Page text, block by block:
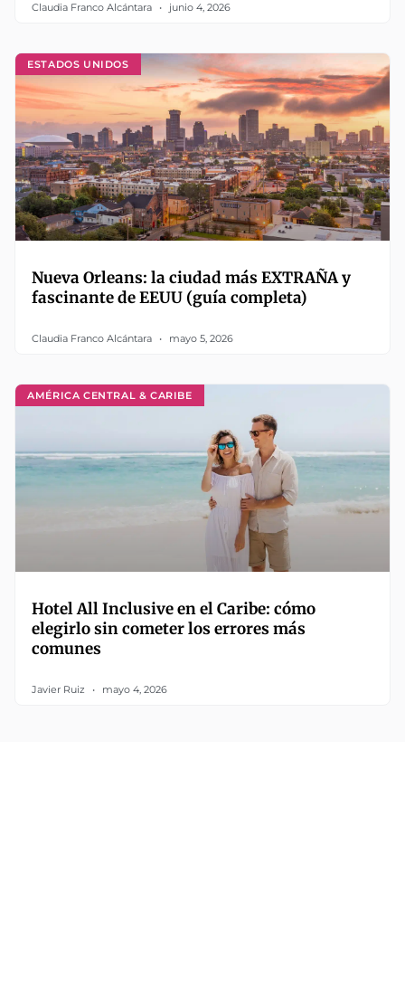
Claudia Franco Alcántara junio 4, 2026
ESTADOS UNIDOS
Nueva Orleans: la ciudad más EXTRAÑA y
fascinante de EEUU (guía completa)
Claudia Franco Alcántara mayo 5, 2026
AMÉRICA CENTRAL & CARIBE
Hotel All Inclusive en el Caribe: cómo
elegirlo sin cometer los errores más
comunes
Javier Ruiz mayo 4, 2026